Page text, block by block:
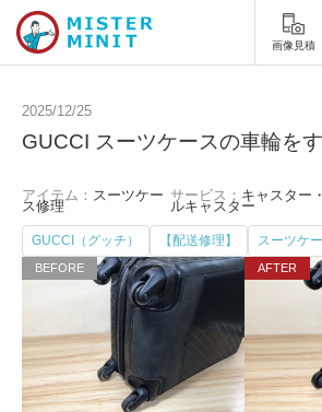
画像見積
ミスターミニットについて
修理サービス・料金
スーツケース修理 靴修理
カバンの修理 時計修理
傘修理 合鍵の作
2025/12/25
GUCCI スーツケースの車輪を
アイテム： スーツケー
ス修理
サービス： キャスター
ルキャスター
GUCCI（グッチ） 【配送修理】 スーツケ